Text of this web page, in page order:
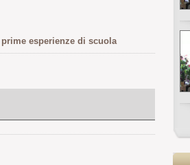
esperienze di scuola